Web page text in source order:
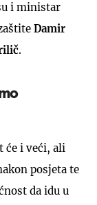
i ministar
Damir
.
će i veći, ali
posjeta te
da idu u